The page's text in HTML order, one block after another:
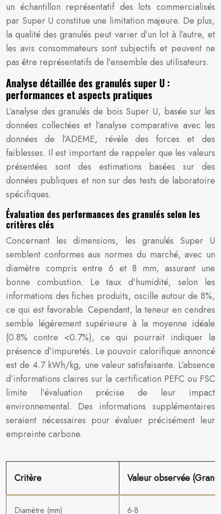
un échantillon représentatif des lots commercialisés
par Super U constitue une limitation majeure. De plus,
la qualité des granulés peut varier d’un lot à l’autre, et
les avis consommateurs sont subjectifs et peuvent ne
pas être représentatifs de l’ensemble des utilisateurs.
Analyse détaillée des granulés super U :
performances et aspects pratiques
L’analyse des granulés de bois Super U, basée sur les
données collectées et l’analyse comparative avec les
données de l’ADEME, révèle des forces et des
faiblesses. Il est important de rappeler que les valeurs
présentées sont des estimations basées sur des
données publiques et non sur des tests de laboratoire
spécifiques.
Évaluation des performances des granulés selon les
critères clés
Concernant les dimensions, les granulés Super U
semblent conformes aux normes du marché, avec un
diamètre compris entre 6 et 8 mm, assurant une
bonne combustion. Le taux d’humidité, selon les
informations des fiches produits, oscille autour de 8%,
ce qui est favorable. Cependant, la teneur en cendres
semble légèrement supérieure à la moyenne idéale
(0.8% contre <0.7%), ce qui pourrait indiquer la
présence d’impuretés. Le pouvoir calorifique annoncé
est de 4.7 kWh/kg, une valeur satisfaisante. L’absence
d’informations claires sur la certification PEFC ou FSC
limite l’évaluation précise de leur impact
environnemental. Des informations supplémentaires
seraient nécessaires pour évaluer précisément leur
empreinte carbone.
Critère Valeur observée
Diamètre (mm) 6-8